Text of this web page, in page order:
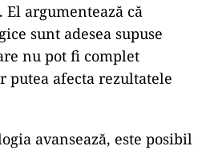
argumentează că
sunt adesea supuse
nu pot fi complet
putea afecta rezultatele
avansează, este posibil